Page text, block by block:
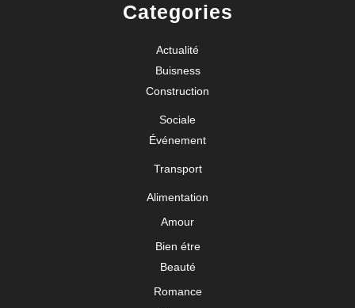
Categories
Actualité
Buisness
Construction
Sociale
Événement
Transport
Alimentation
Amour
Bien étre
Beauté
Romance